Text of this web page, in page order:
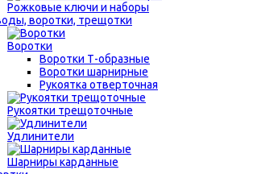
Рожковые ключи и наборы
воротки, трещотки
Воротки
Воротки Т-образные
Воротки шарнирные
Рукоятка отверточная
Рукоятки трещоточные
Удлинители
Шарниры карданные